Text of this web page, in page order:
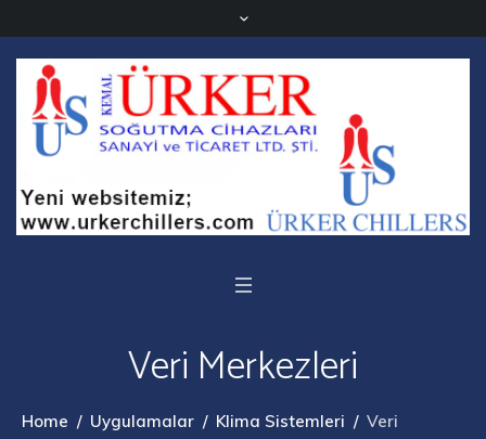
Veri Merkezleri
Home / Uygulamalar / Klima Sistemleri / Veri